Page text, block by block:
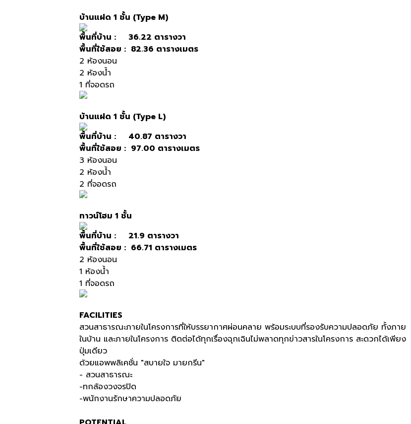
บ้านแฝด 1 ชั้น (Type M)
พื้นที่บ้าน : 36.22 ตารางวา
พื้นที่ใช้สอย : 82.36 ตารางเมตร
2 ห้องนอน
2 ห้องน้ำ
1 ที่จอดรถ
บ้านแฝด 1 ชั้น (Type L)
พื้นที่บ้าน : 40.87 ตารางวา
พื้นที่ใช้สอย : 97.00 ตารางเมตร
3 ห้องนอน
2 ห้องน้ำ
2 ที่จอดรถ
ทาวน์โฮม 1 ชั้น
พื้นที่บ้าน : 21.9 ตารางวา
พื้นที่ใช้สอย : 66.71 ตารางเมตร
2 ห้องนอน
1 ห้องน้ำ
1 ที่จอดรถ
FACILITIES
สวนสาธารณะภายในโครงการที่ให้บรรยากาศผ่อนคลาย พร้อมระบบที่รองรับความปลอดภัย ทั้งภาย
ในบ้าน และภายในโครงการ ติดต่อได้ทุกเรื่องฉุกเฉินไม่พลาดทุกข่าวสารในโครงการ สะดวกได้เพียง
ปุ่มเดียว
ด้วยแอพพลิเคชั่น "สบายใจ มายกรีน"
- สวนสาธารณะ
-ทกล้องวงจรปิด
-พนักงานรักษาความปลอดภัย